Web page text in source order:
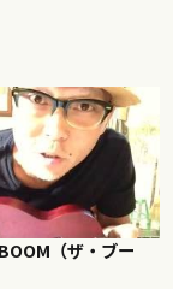
（ザ・ブー